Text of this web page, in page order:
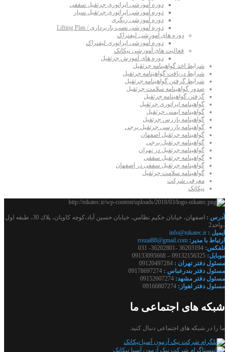
دوره آموزشی اپراتوری جرثقیل سقفی
دوره آموزشی اپراتوری جرثقیل سیار
دوره آموزشی ریگری
دوره آموزشی نصب باربرداری / Lifting Plan
دوره های آموزشی لیفتراک
دوره آموزشی اپراتوری لیفتراک
فعالیت های آموزشی نیکاتک
دوره های آموزش جرثقیل
شرایط اخذ گواهینامه جرثقیل
شرایط دریافت گواهینامه جرثقیل
شرایط گرفتن گواهینامه جرثقیل
صدور گواهینامه سلامت جرثقیل
گرفتن گواهینامه جرثقیل
گواهینامه اپراتوری جرثقیل
گواهینامه ایمنی جرثقیل
گواهینامه بازرس جرثقیل
گواهینامه بازرسی جرثقیل برجی
گواهینامه جرثقیل اصفهان
گواهینامه جرثقیل برجی
گواهینامه جرثقیل در تهران
گواهینامه جرثقیل سقفی
گواهینامه جرثقیل سقفی در اصفهان
گواهینامه سلامت جرثقیل
معرفی شرکت
نیکاتک
آدرس :
اصفهان، خيابان حكيم نظامي، خيابان حسين آباد،كوچه كاويان، پلاك 30، طبقه اول
،واحد2
ايميل : info@nikatec.ir
ارتباط با مدير: rrezai88@gmail.com
تلفكس: 36203194 -36202801- 031
موبايل: 09132156325 – 09133095668
مسئول دفتر تهران : 09120497284
مسئول دفتر بندرعباس : 09178697274
مسئول دفتر مشهد: 09152607274
مسئول دفتر اهواز: 09166807274
شبکه های اجتماعی ما
ما را در شبکه های اجتماعی دنبال کنید.